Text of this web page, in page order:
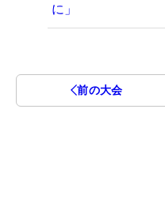
に」
前の大会